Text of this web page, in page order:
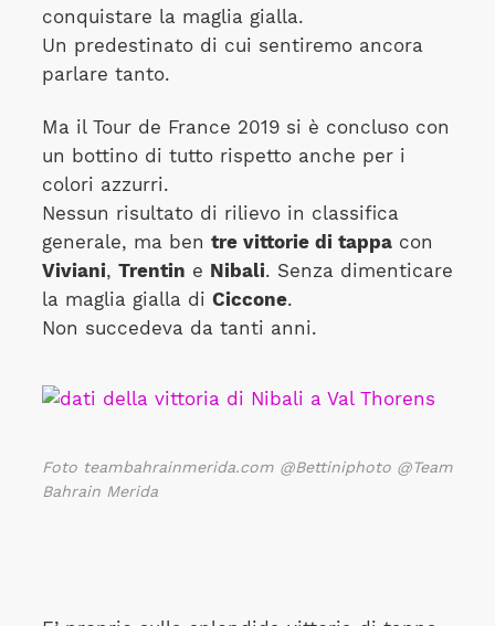
conquistare la maglia gialla.
Un predestinato di cui sentiremo ancora
parlare tanto.
Ma il Tour de France 2019 si è concluso con
un bottino di tutto rispetto anche per i
colori azzurri.
Nessun risultato di rilievo in classifica
generale, ma ben tre vittorie di tappacon
Viviani, Trentin e Nibali. Senza dimenticare
la maglia gialla di Ciccone.
Non succedeva da tanti anni.
Foto teambahrainmerida.com @Bettiniphoto @Team
Bahrain Merida